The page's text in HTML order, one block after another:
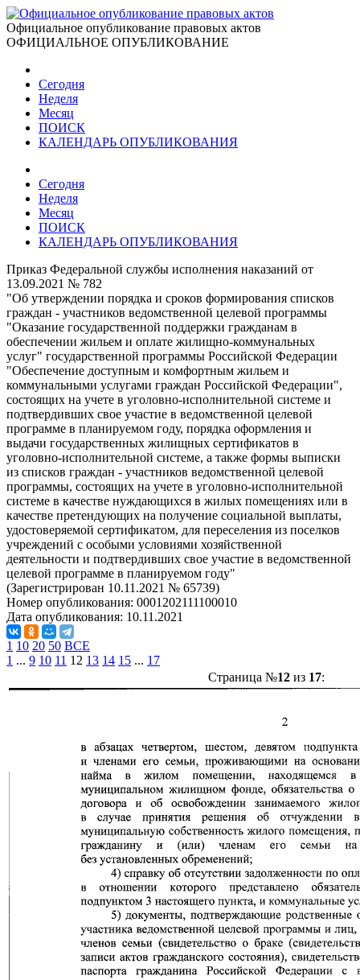
Официальное опубликование правовых актов
ОФИЦИАЛЬНОЕ ОПУБЛИКОВАНИЕ
Сегодня
Неделя
Месяц
ПОИСК
КАЛЕНДАРЬ ОПУБЛИКОВАНИЯ
Сегодня
Неделя
Месяц
ПОИСК
КАЛЕНДАРЬ ОПУБЛИКОВАНИЯ
Приказ Федеральной службы исполнения наказаний от
13.09.2021 № 782
"Об утверждении порядка и сроков формирования списков
граждан - участников ведомственной целевой программы
"Оказание государственной поддержки гражданам в
обеспечении жильем и оплате жилищно-коммунальных
услуг" государственной программы Российской Федерации
"Обеспечение доступным и комфортным жильем и
коммунальными услугами граждан Российской Федерации",
состоящих на учете в уголовно-исполнительной системе и
подтвердивших свое участие в ведомственной целевой
программе в планируемом году, порядка оформления и
выдачи государственных жилищных сертификатов в
уголовно-исполнительной системе, а также формы выписки
из списков граждан - участников ведомственной целевой
программы, состоящих на учете в уголовно-исполнительной
системе в качестве нуждающихся в жилых помещениях или в
качестве претендующих на получение социальной выплаты,
удостоверяемой сертификатом, для переселения из поселков
учреждений с особыми условиями хозяйственной
деятельности и подтвердивших свое участие в ведомственной
целевой программе в планируемом году"
(Зарегистрирован 10.11.2021 № 65739)
Номер опубликования: 0001202111100010
Дата опубликования: 10.11.2021
1 10 20 50 ВСЕ
1 ... 9 10 11 12 13 14 15 ... 17
Страница №12из 17: